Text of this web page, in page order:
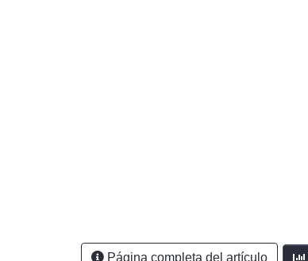
Página completa del artículo